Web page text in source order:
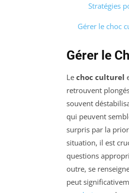
Stratégies
Gérer le choc
Gérer le
Le choc culturel
retrouvent
souvent
qui peuvent
surpris par la
situation, il est
questions
outre, se
peut